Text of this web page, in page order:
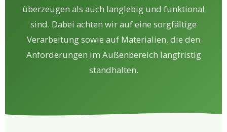
überzeugen als auch langlebig und funktional
sind. Dabei achten wir auf eine sorgfältige
Verarbeitung sowie auf Materialien, die den
Anforderungen im Außenbereich langfristig
standhalten.